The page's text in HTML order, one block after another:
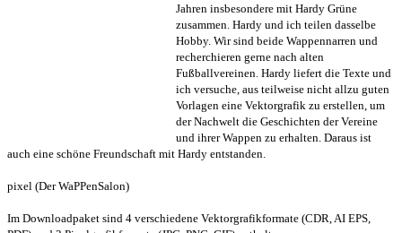
Jahren insbesondere mit Hardy Grüne
zusammen. Hardy und ich teilen dasselbe
Hobby. Wir sind beide Wappennarren und
recherchieren gerne nach alten
Fußballvereinen. Hardy liefert die Texte und
ich versuche, aus teilweise nicht allzu guten
Vorlagen eine Vektorgrafik zu erstellen, um
der Nachwelt die Geschichten der Vereine
und ihrer Wappen zu erhalten. Daraus ist
auch eine schöne Freundschaft mit Hardy entstanden.
pixel (Der WaPPenSalon)
Im Downloadpaket sind 4 verschiedene Vektorgrafikformate (CDR, AI EPS,